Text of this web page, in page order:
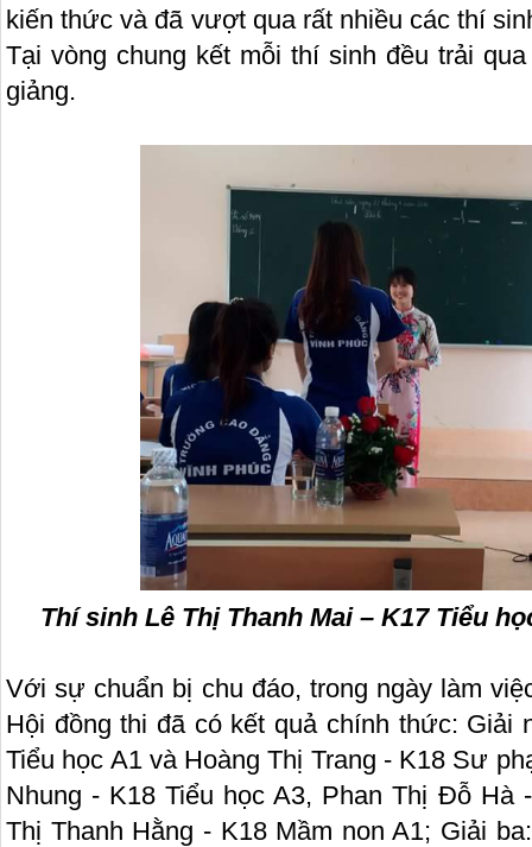
kiến thức và đã vượt qua rất nhiều các thí
Tại vòng chung kết mỗi thí sinh đều trải
giảng.
Thí sinh Lê Thị Thanh Mai – K17 Tiểu
Với sự chuẩn bị chu đáo, trong ngày làm
Hội đồng thi đã có kết quả chính thức: Giải
Tiểu học A1 và Hoàng Thị Trang - K18 Sư
Nhung - K18 Tiểu học A3, Phan Thị Đỗ Hà
Thị Thanh Hằng - K18 Mầm non A1; Giải